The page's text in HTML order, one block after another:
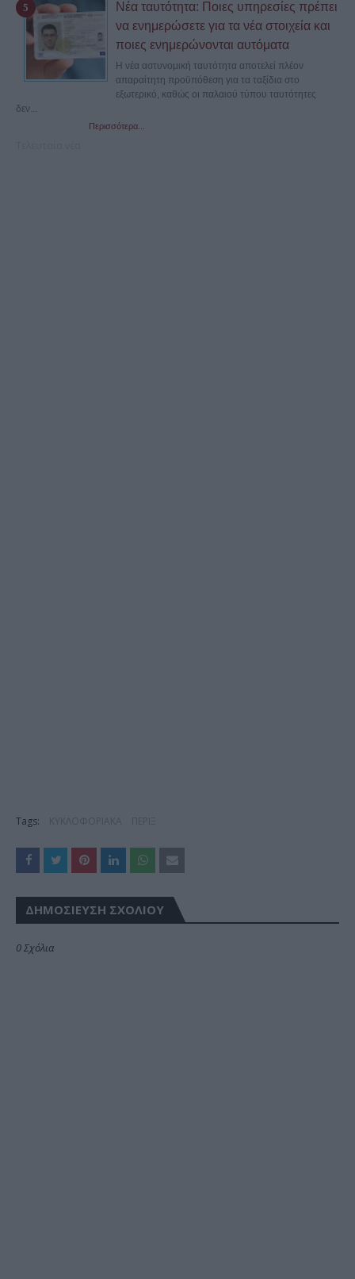
Νέα ταυτότητα: Ποιες υπηρεσίες πρέπει
να ενημερώσετε για τα νέα στοιχεία και
ποιες ενημερώνονται αυτόματα
Η νέα αστυνομική ταυτότητα αποτελεί πλέον
απαραίτητη προϋπόθεση για τα ταξίδια στο
εξωτερικό, καθώς οι παλαιού τύπου ταυτότητες
δεν...
Περισσότερα...
Tags:
ΔΗΜΟΣΊΕΥΣΗ ΣΧΟΛΊΟΥ
0 Σχόλια